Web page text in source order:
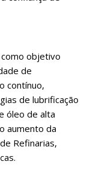
objetivo
de
contínuo,
de lubrificação
óleo de alta
aumento da
Refinarias,